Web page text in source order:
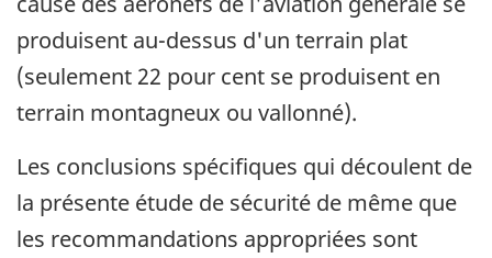
produisent au-dessus d'un terrain plat
(seulement 22 pour cent se produisent en
terrain montagneux ou vallonné).
Les conclusions spécifiques qui découlent de
la présente étude de sécurité de même que
les recommandations appropriées sont